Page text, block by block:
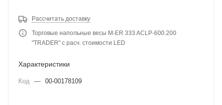
Рассчитать доставку
Торговые напольные весы M-ER 333 ACLP-600.200
"TRADER" с расч. стоимости LED
Характеристики
Код — 00-00178109